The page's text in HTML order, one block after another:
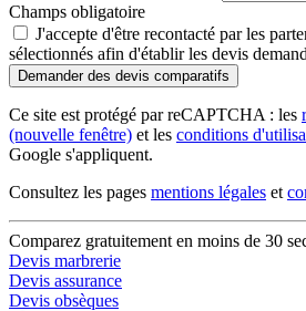
Champs obligatoire
J'accepte d'être recontacté par les
sélectionnés afin d'établir les devis
Ce site est protégé par reCAPTCHA : les
(nouvelle fenêtre) et les conditions
Google s'appliquent.
Consultez les pages mentions légales et
Comparez gratuitement en moins de 30
Devis marbrerie
Devis assurance
Devis obsèques